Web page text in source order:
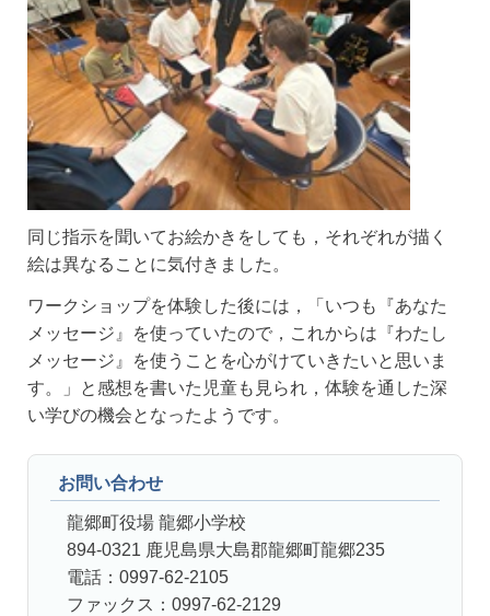
同じ指示を聞いてお絵かきをしても，それぞれが描く
絵は異なることに気付きました。
ワークショップを体験した後には，「いつも『あなた
メッセージ』を使っていたので，これからは『わたし
メッセージ』を使うことを心がけていきたいと思いま
す。」と感想を書いた児童も見られ，体験を通した深
い学びの機会となったようです。
お問い合わせ
龍郷町役場 龍郷小学校
894-0321 鹿児島県大島郡龍郷町龍郷235
電話：0997-62-2105
ファックス：0997-62-2129